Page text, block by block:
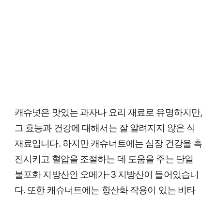
캐슈넛은 맛있는 과자나 요리 재료로 유명하지만,
그 효능과 건강에 대해서는 잘 알려지지 않은 식
재료입니다. 하지만 캐슈너트에는 심장 건강을 촉
진시키고 혈압을 조절하는 데 도움을 주는 단일
불포화 지방산인 오메가-3 지방산이 들어있습니
다. 또한 캐슈너트에는 항산화 작용이 있는 비타